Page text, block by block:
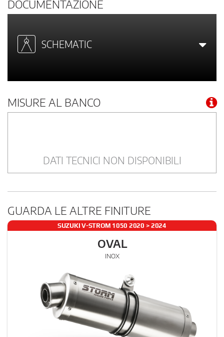
DOCUMENTAZIONE
SCHEMATIC
MISURE AL BANCO
DATI TECNICI NON DISPONIBILI
GUARDA LE ALTRE FINITURE
SUZUKI V-STROM 1050 2020 > 2024
OVAL
INOX